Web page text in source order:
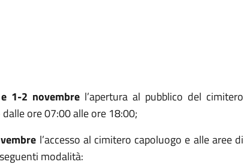
1-2 novembre l’apertura al pubblico del cimitero
ore 07:00 alle ore 18:00;
l’accesso al cimitero capoluogo e alle aree di
modalità: